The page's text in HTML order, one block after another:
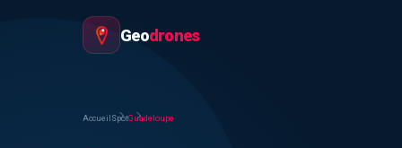
Geodrones
Accueil SpotGuadeloupe